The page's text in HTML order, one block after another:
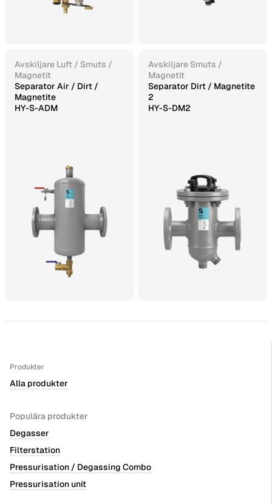
Avskiljare Luft / Smuts /
Magnetit
Separator Air / Dirt /
Magnetite
HY-S-ADM
Avskiljare Smuts /
Magnetit
Separator Dirt / Magnetite
2
HY-S-DM2
Produkter
Alla produkter
Populära produkter
Degasser
Filterstation
Pressurisation / Degassing Combo
Pressurisation unit